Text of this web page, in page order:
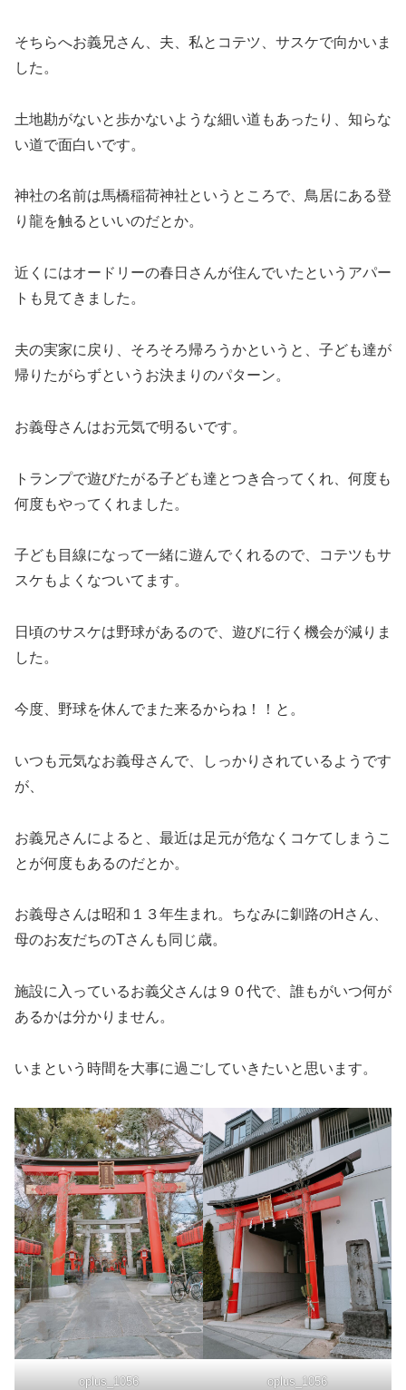
そちらへお義兄さん、夫、私とコテツ、サスケで向かいま
した。
土地勘がないと歩かないような細い道もあったり、知らな
い道で面白いです。
神社の名前は馬橋稲荷神社というところで、鳥居にある登
り龍を触るといいのだとか。
近くにはオードリーの春日さんが住んでいたというアパー
トも見てきました。
夫の実家に戻り、そろそろ帰ろうかというと、子ども達が
帰りたがらずというお決まりのパターン。
お義母さんはお元気で明るいです。
トランプで遊びたがる子ども達とつき合ってくれ、何度も
何度もやってくれました。
子ども目線になって一緒に遊んでくれるので、コテツもサ
スケもよくなついてます。
日頃のサスケは野球があるので、遊びに行く機会が減りま
した。
今度、野球を休んでまた来るからね！！と。
いつも元気なお義母さんで、しっかりされているようです
が、
お義兄さんによると、最近は足元が危なくコケてしまうこ
とが何度もあるのだとか。
お義母さんは昭和１３年生まれ。ちなみに釧路のHさん、
母のお友だちのTさんも同じ歳。
施設に入っているお義父さんは９０代で、誰もがいつ何が
あるかは分かりません。
いまという時間を大事に過ごしていきたいと思います。
oplus_1056 oplus_1056